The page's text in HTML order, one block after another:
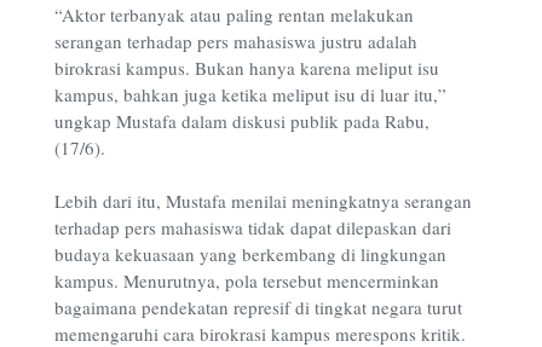
“Aktor terbanyak atau paling rentan melakukan
serangan terhadap pers mahasiswa justru adalah
birokrasi kampus. Bukan hanya karena meliput isu
kampus, bahkan juga ketika meliput isu di luar itu,”
ungkap Mustafa dalam diskusi publik pada Rabu,
(17/6).
Lebih dari itu, Mustafa menilai meningkatnya serangan
terhadap pers mahasiswa tidak dapat dilepaskan dari
budaya kekuasaan yang berkembang di lingkungan
kampus. Menurutnya, pola tersebut mencerminkan
bagaimana pendekatan represif di tingkat negara turut
memengaruhi cara birokrasi kampus merespons kritik.